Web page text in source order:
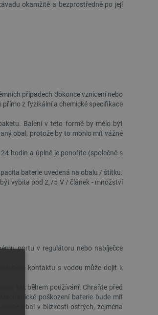
okamžitě a bezprostředně po její
případech dokonce vznícení nebo
z fyzikální a chemické specifikace
Balení v této formě by mělo být
obal, protože by to mohlo mít vážné
hodin a úplně je ponoříte (společně s
baterie uvedená na obalu / štítku.
vybita pod 2,75 V / článek - množství
portu v regulátoru nebo nabíječce
kontaktu s vodou může dojít k
tak během používání. Chraňte před
poškození baterie bude mít
obal v blízkosti ostrých, zejména